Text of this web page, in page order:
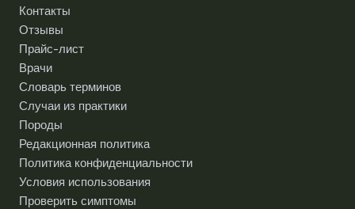
Контакты
Отзывы
Прайс-лист
Врачи
Словарь терминов
Случаи из практики
Породы
Редакционная политика
Политика конфиденциальности
Условия использования
Проверить симптомы